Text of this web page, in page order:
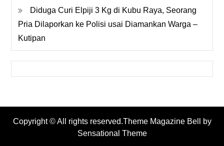
Diduga Curi Elpiji 3 Kg di Kubu Raya, Seorang
Pria Dilaporkan ke Polisi usai Diamankan Warga –
Kutipan
Copyright © All rights reserved.Theme Magazine Bell by
Sensational Theme